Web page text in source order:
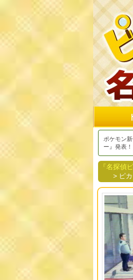
ポケモン
ー』発表！
『名探偵
> ピ